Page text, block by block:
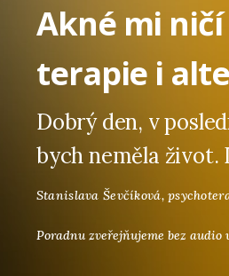
Akné mi
terapie i
Dobrý den, v
bych neměla život.
Stanislava Ševčíková,
Poradnu zveřejňujeme bez audio